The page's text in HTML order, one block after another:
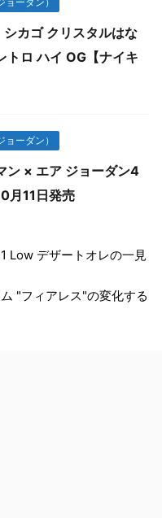
シカゴ クリスタルはな
トロ ハイ OG【ナイキ
ーダン）
ン × エア ジョーダン4
月11日発売
Low デザートオレの一見
"フィアレス"の変化する